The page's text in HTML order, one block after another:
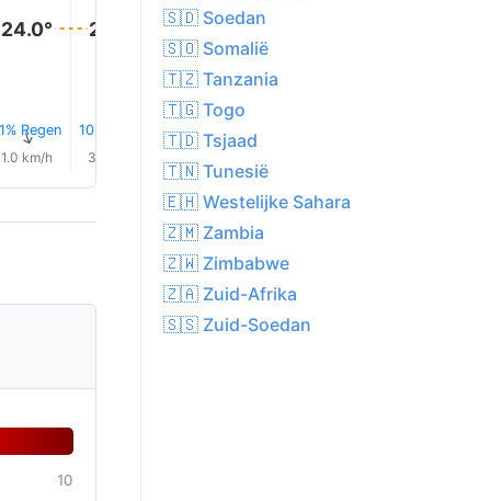
24.0°
Regen
↑
1.0 km/h
24.0°
10% Regen
3.0 km/h
23.0°
10% Regen
↑
23.0°
10
🇸🇩 Soedan
🇸🇴 Somalië
🇹🇿 Tanzania
🇹🇬 Togo
🇹🇩 Tsjaad
🇹🇳 Tunesië
🇪🇭 Westelijke Sahara
🇿🇲 Zambia
🇿🇼 Zimbabwe
🇿🇦 Zuid-Afrika
🇸🇸 Zuid-Soedan